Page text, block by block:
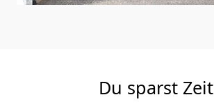
Du sparst Zeit